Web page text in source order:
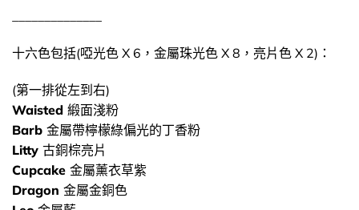
十六色包括(啞光色 X 6，金屬珠光色 X 8，亮片色 X 2)：
(第一排從左到右)
Waisted 緞面淺粉
Barb 金屬帶檸檬綠偏光的丁香粉
Litty 古銅棕亮片
Cupcake 金屬薰衣草紫
Dragon 金屬金銅色